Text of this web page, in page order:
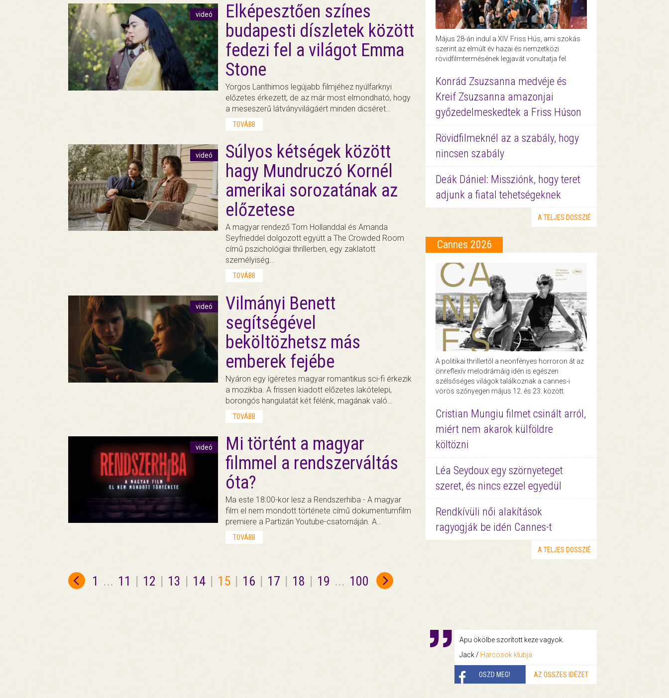
videó
Elképesztően színes
budapesti díszletek között
fedezi fel a világot Emma
Stone
Yorgos Lanthimos legújabb filmjéhez nyúlfarknyi
előzetes érkezett, de az már most elmondható, hogy
a meseszerű látványvilágáért minden dicséret…
TOVÁBB
videó
Súlyos kétségek között
hagy Mundruczó Kornél
amerikai sorozatának az
előzetese
A magyar rendező Tom Hollanddal és Amanda
Seyfrieddel dolgozott együtt a The Crowded Room
című pszichológiai thrillerben, egy zaklatott
személyiség…
TOVÁBB
videó
Vilmányi Benett
segítségével
beköltözhetsz más
emberek fejébe
Nyáron egy ígéretes magyar romantikus sci-fi érkezik
a mozikba. A frissen kiadott előzetes lakótelepi,
borongós hangulatát két félénk, magának való…
TOVÁBB
videó
Mi történt a magyar
filmmel a rendszerváltás
óta?
Ma este 18:00-kor lesz a Rendszerhiba - A magyar
film el nem mondott története című dokumentumfilm
premiere a Partizán Youtube-csatornáján. A…
TOVÁBB
1 ... 11 | 12 | 13 | 14 | 15 | 16 | 17 | 18 | 19 ... 100
Május 28-án indul a XIV. Friss Hús, ami szokás
szerint az elmúlt év hazai és nemzetközi
rövidfilmtermésének legjavát vonultatja fel.
Konrád Zsuzsanna medvéje és
Kreif Zsuzsanna amazonjai
győzedelmeskedtek a Friss Húson
Rövidfilmeknél az a szabály, hogy
nincsen szabály
Deák Dániel: Missziónk, hogy teret
adjunk a fiatal tehetségeknek
A TELJES DOSSZIÉ
Cannes 2026
A politikai thrillertől a neonfényes horroron át az
önreflexív melodrámáig idén is egészen
szélsőséges világok találkoznak a cannes-i
vörös szőnyegen május 12. és 23. között.
Cristian Mungiu filmet csinált arról,
miért nem akarok külföldre
költözni
Léa Seydoux egy szörnyeteget
szeret, és nincs ezzel egyedül
Rendkívüli női alakítások
ragyogják be idén Cannes-t
A TELJES DOSSZIÉ
Apu ökölbe szorított keze vagyok.
Jack / Harcosok klubja
OSZD MEG! AZ ÖSSZES IDÉZET